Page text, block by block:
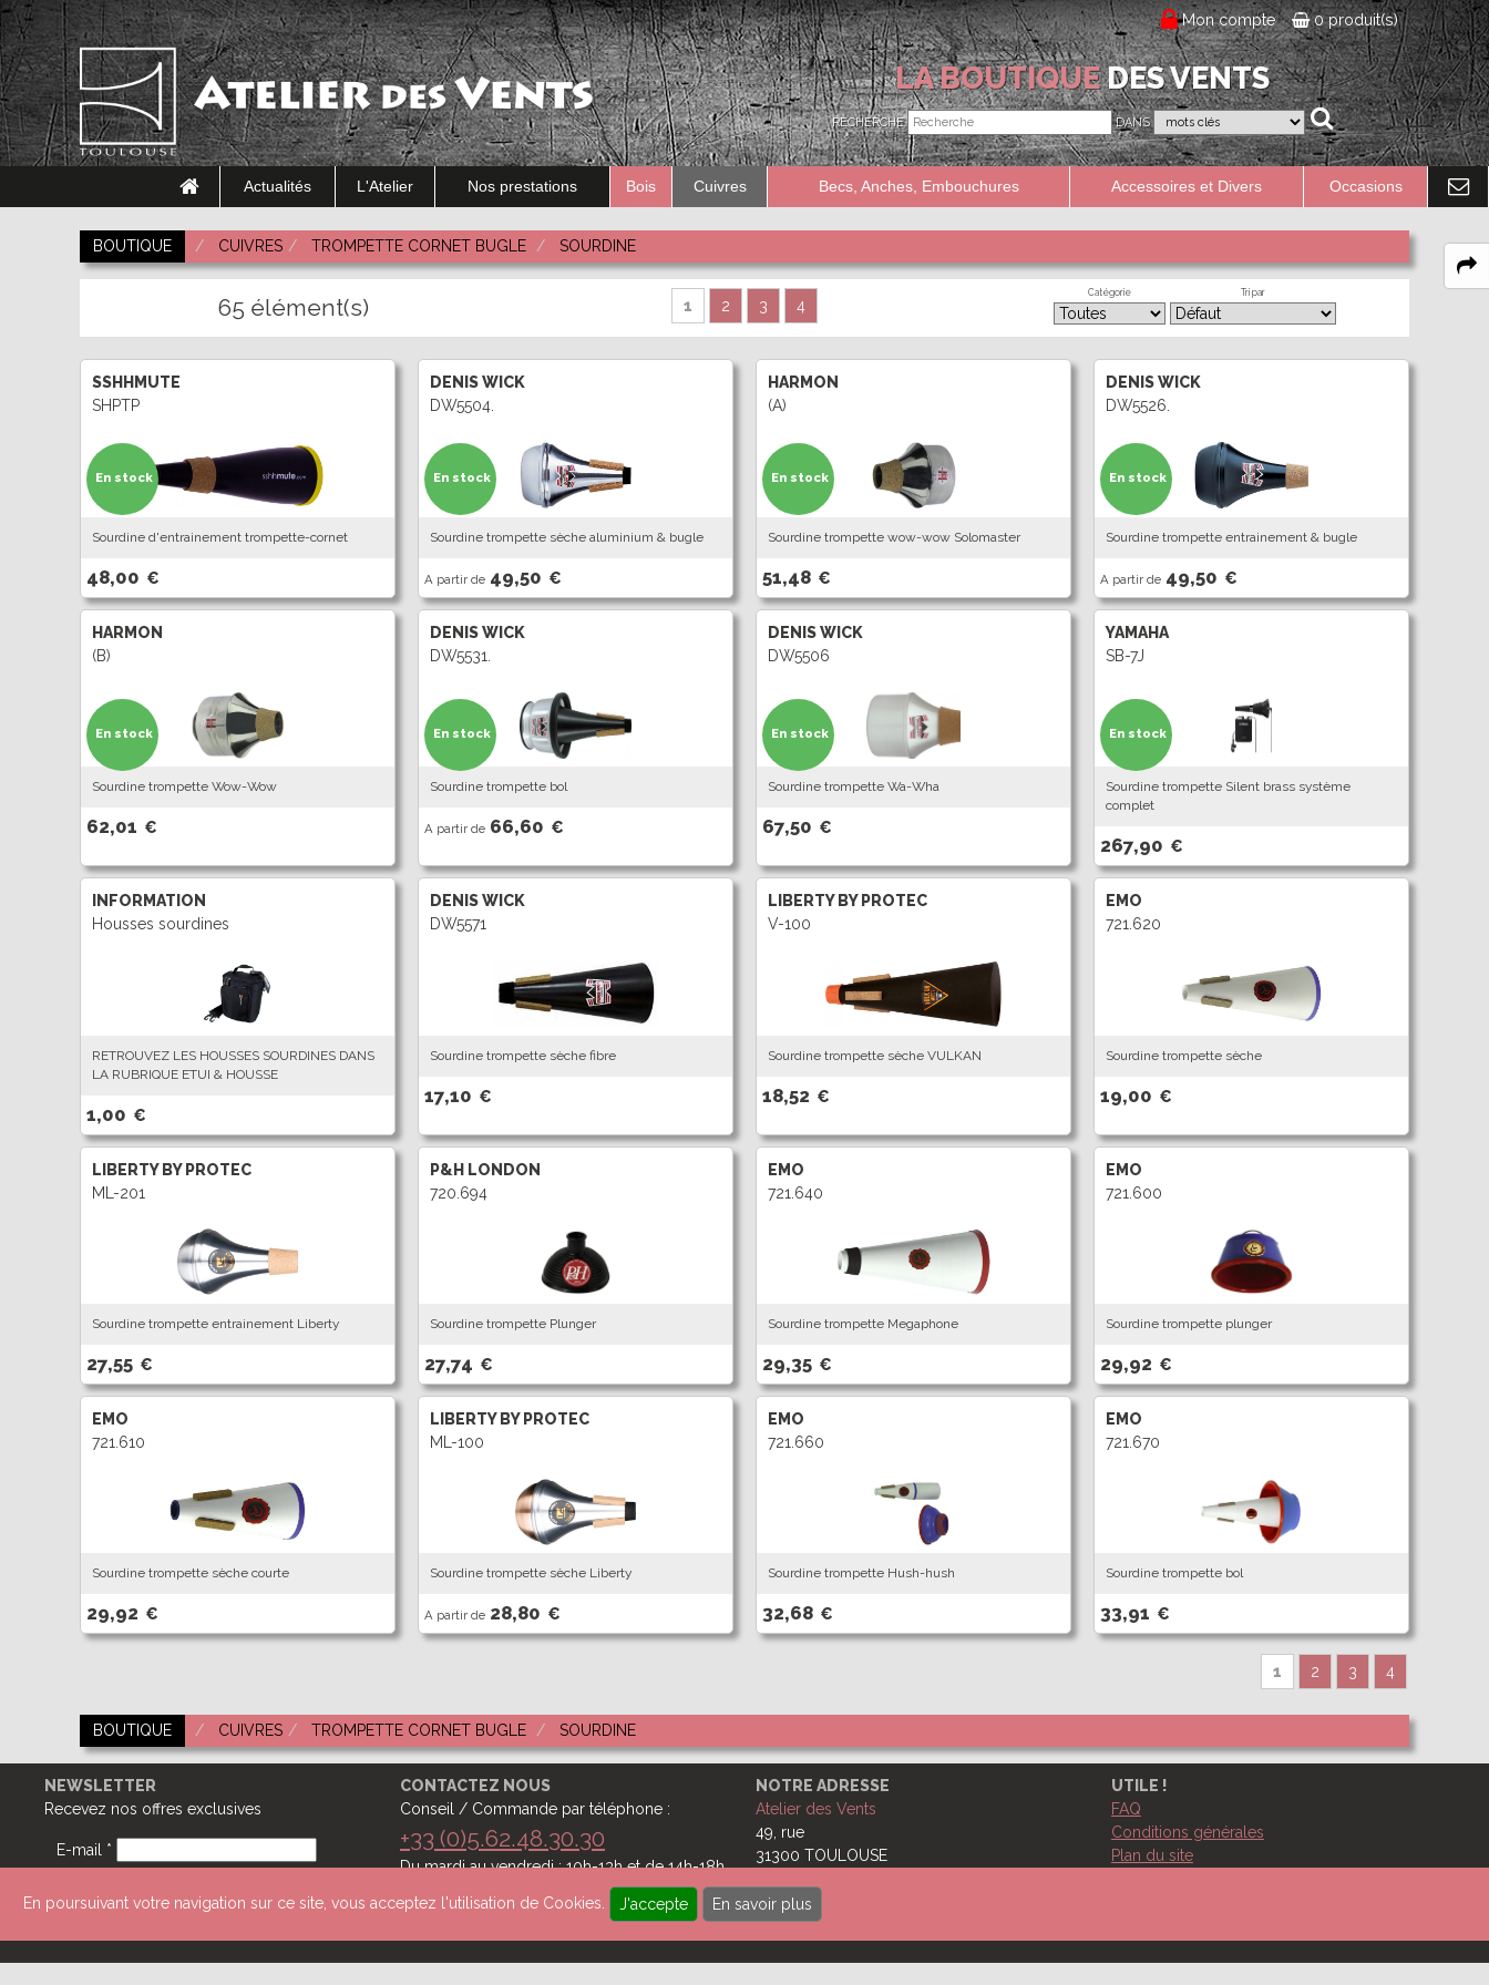
Mon compte 0 produit(s)
LA BOUTIQUEDES VENTS
RECHERCHE DANS
Actualités L'Atelier Nos prestations Bois Cuivres Becs, Anches, Embouchures Accessoires et Divers Occasions
Recherche
Dans
BOUTIQUE CUIVRES TROMPETTE CORNET BUGLE SOURDINE
65 élément(s) 1 2 3 4
Catégorie Tri par
SSHHMUTE
SHPTP
Sourdine d'entrainement trompette-cornet
48,00 €
En stock
DENIS WICK
DW5504.
Sourdine trompette sèche aluminium & bugle
A partir de 49,50 €
En stock
HARMON
(A)
Sourdine trompette wow-wow Solomaster
51,48 €
En stock
DENIS WICK
DW5526.
Sourdine trompette entrainement & bugle
A partir de 49,50 €
En stock
HARMON
(B)
Sourdine trompette Wow-Wow
62,01 €
En stock
DENIS WICK
DW5531.
Sourdine trompette bol
A partir de 66,60 €
En stock
DENIS WICK
DW5506
Sourdine trompette Wa-Wha
67,50 €
En stock
YAMAHA
SB-7J
Sourdine trompette Silent brass système
complet
267,90 €
En stock
INFORMATION
Housses sourdines
RETROUVEZ LES HOUSSES SOURDINES DANS
LA RUBRIQUE ETUI & HOUSSE
1,00 €
DENIS WICK
DW5571
Sourdine trompette sèche fibre
17,10 €
LIBERTY BY PROTEC
V-100
Sourdine trompette sèche VULKAN
18,52 €
EMO
721.620
Sourdine trompette sèche
19,00 €
LIBERTY BY PROTEC
ML-201
Sourdine trompette entrainement Liberty
27,55 €
P&H LONDON
720.694
Sourdine trompette Plunger
27,74 €
EMO
721.640
Sourdine trompette Megaphone
29,35 €
EMO
721.600
Sourdine trompette plunger
29,92 €
EMO
721.610
Sourdine trompette sèche courte
29,92 €
LIBERTY BY PROTEC
ML-100
Sourdine trompette sèche Liberty
A partir de 28,80 €
EMO
721.660
Sourdine trompette Hush-hush
32,68 €
EMO
721.670
Sourdine trompette bol
33,91 €
1 2 3 4
BOUTIQUE CUIVRES TROMPETTE CORNET BUGLE SOURDINE
En poursuivant votre navigation sur ce site, vous acceptez l'utilisation de Cookies. J'accepte En savoir plus
NEWSLETTER
Recevez nos offres exclusives
E-mail *
ENVOYER
CONTACTEZ NOUS
Conseil / Commande par téléphone :
+33 (0)5.62.48.30.30
Du mardi au vendredi : 10h-13h et de 14h-18h
NOTRE ADRESSE
Atelier des Vents
49, rue
31300 TOULOUSE
Ecrivez-nous !
UTILE !
FAQ
Conditions générales
Plan du site